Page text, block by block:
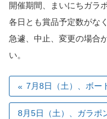
開催期間、まいにちガラ
各日とも賞品予定数がな
急遽、中止、変更の場合
い。
7月8日（土）、ボー
8月5日（土）、ガラポ